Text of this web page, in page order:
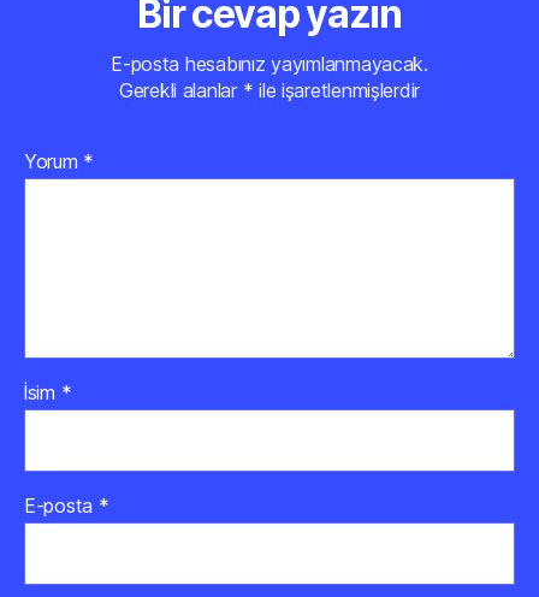
Bir cevap yazın
E-posta hesabınız yayımlanmayacak.
Gerekli alanlar * ile işaretlenmişlerdir
Yorum *
İsim *
E-posta *